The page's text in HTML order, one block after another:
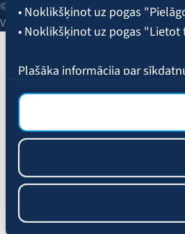
• Noklikšķinot uz pogas
• Noklikšķinot uz pogas
Plašāka informācija par
© 2026 AAS BALTA | Skanstes iela 25,
Vienotais reģ. Nr. 40003049409.